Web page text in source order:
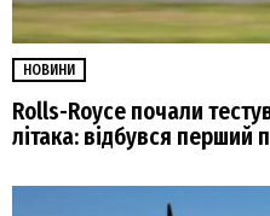
НОВИНИ
Rolls-Royce почали
літака: відбувся перший